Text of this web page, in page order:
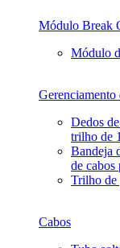
Módulo Break
Módulo
Gerenciamento
Dedos
trilho de
Bandeja
de cabos
Trilho de
Cabos